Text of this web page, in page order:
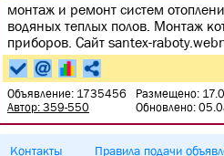
монтаж и ремонт систем
водяных теплых полов. Монтаж
приборов. Сайт santex-
Объявление: 1735456
Автор: 359-550
Размещено:
Обновлено:
Контакты
Правила подачи